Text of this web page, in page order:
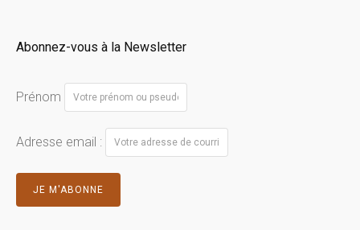
Abonnez-vous à la Newsletter
Prénom
Adresse email :